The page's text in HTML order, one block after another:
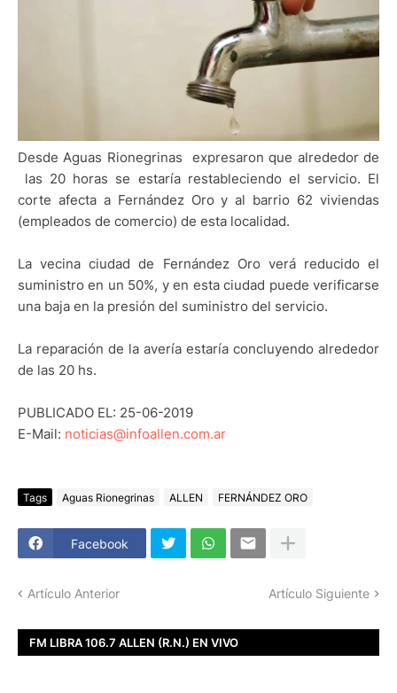
Desde Aguas Rionegrinas
expresaron que alrededor de
las 20 horas se estaría restableciendo el servicio. El
corte afecta a Fernández Oro y al barrio 62 viviendas
(empleados de comercio) de esta localidad.
La vecina ciudad de Fernández Oro verá reducido el
suministro en un 50%, y en esta ciudad puede verificarse
una baja en la presión del suministro del servicio.
La reparación de la avería estaría concluyendo alrededor
de las 20 hs.
PUBLICADO EL: 25-06-2019
E-Mail: noticias@infoallen.com.ar
Tags Aguas Rionegrinas ALLEN FERNÁNDEZ ORO
Facebook
Artículo Anterior Artículo Siguiente
FM LIBRA 106.7 ALLEN (R.N.) EN VIVO